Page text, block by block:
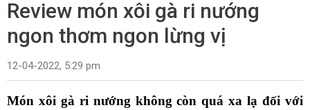
Review món xôi gà ri nướng
ngon thơm ngon lừng vị
12-04-2022, 5:29 pm
Món xôi gà ri nướng không còn quá xa lạ đối với